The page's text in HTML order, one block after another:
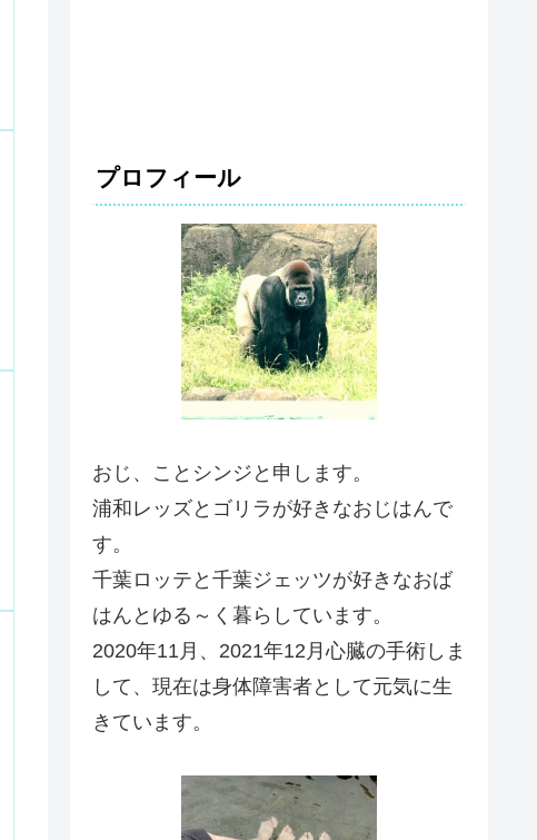
プロフィール
おじ、ことシンジと申します。
浦和レッズとゴリラが好きなおじはんで
す。
千葉ロッテと千葉ジェッツが好きなおば
はんとゆる～く暮らしています。
2020年11月、2021年12月心臓の手術しま
して、現在は身体障害者として元気に生
きています。